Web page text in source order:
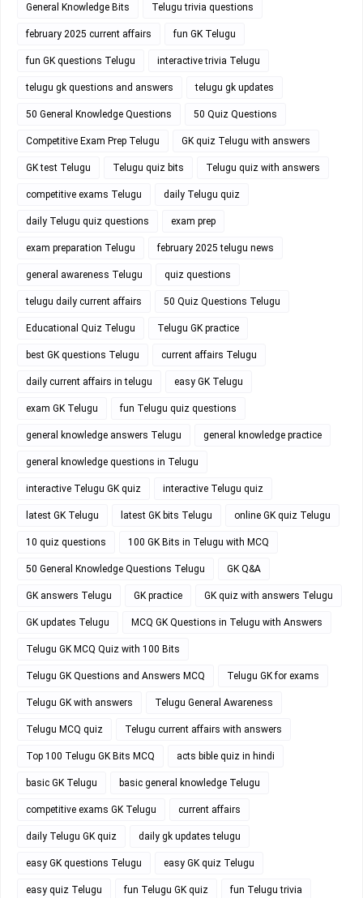
General Knowledge Bits Telugu trivia questions
february 2025 current affairs fun GK Telugu
fun GK questions Telugu interactive trivia Telugu
telugu gk questions and answers telugu gk updates
50 General Knowledge Questions 50 Quiz Questions
Competitive Exam Prep Telugu GK quiz Telugu with answers
GK test Telugu Telugu quiz bits Telugu quiz with answers
competitive exams Telugu daily Telugu quiz
daily Telugu quiz questions exam prep
exam preparation Telugu february 2025 telugu news
general awareness Telugu quiz questions
telugu daily current affairs 50 Quiz Questions Telugu
Educational Quiz Telugu Telugu GK practice
best GK questions Telugu current affairs Telugu
daily current affairs in telugu easy GK Telugu
exam GK Telugu fun Telugu quiz questions
general knowledge answers Telugu general knowledge practice
general knowledge questions in Telugu
interactive Telugu GK quiz interactive Telugu quiz
latest GK Telugu latest GK bits Telugu online GK quiz Telugu
10 quiz questions 100 GK Bits in Telugu with MCQ
50 General Knowledge Questions Telugu GK Q&A
GK answers Telugu GK practice GK quiz with answers Telugu
GK updates Telugu MCQ GK Questions in Telugu with Answers
Telugu GK MCQ Quiz with 100 Bits
Telugu GK Questions and Answers MCQ Telugu GK for exams
Telugu GK with answers Telugu General Awareness
Telugu MCQ quiz Telugu current affairs with answers
Top 100 Telugu GK Bits MCQ acts bible quiz in hindi
basic GK Telugu basic general knowledge Telugu
competitive exams GK Telugu current affairs
daily Telugu GK quiz daily gk updates telugu
easy GK questions Telugu easy GK quiz Telugu
easy quiz Telugu fun Telugu GK quiz fun Telugu trivia